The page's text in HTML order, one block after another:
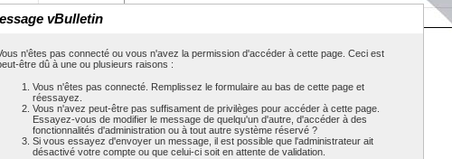
vBulletin
n'êtes pas connecté ou vous n'avez la permission d'accéder à cette page. Ceci est
être dû à une ou plusieurs raisons :
Vous n'êtes pas connecté. Remplissez le formulaire au bas de cette page et
réessayez.
Vous n'avez peut-être pas suffisament de privilèges pour accéder à cette page.
Essayez-vous de modifier le message de quelqu'un d'autre, d'accéder à des
fonctionnalités d'administration ou à tout autre système réservé ?
Si vous essayez d'envoyer un message, il est possible que l'administrateur ait
désactivé votre compte ou que celui-ci soit en attente de validation.